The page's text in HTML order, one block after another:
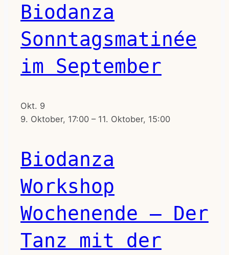
Biodanza
Sonntagsmatinée
im September
Okt. 9
9. Oktober, 17:00 – 11. Oktober, 15:00
Biodanza
Workshop
Wochenende – Der
Tanz mit der